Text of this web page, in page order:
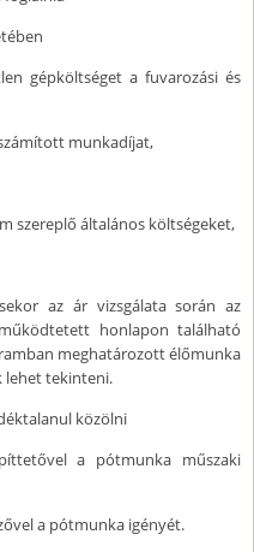
gépköltséget a fuvarozási és
munkadíjat,
szereplő általános költségeket,
az ár vizsgálata során az
honlapon található
meghatározott élőmunka
lehet tekinteni.
közölni
a pótmunka műszaki
a pótmunka igényét.